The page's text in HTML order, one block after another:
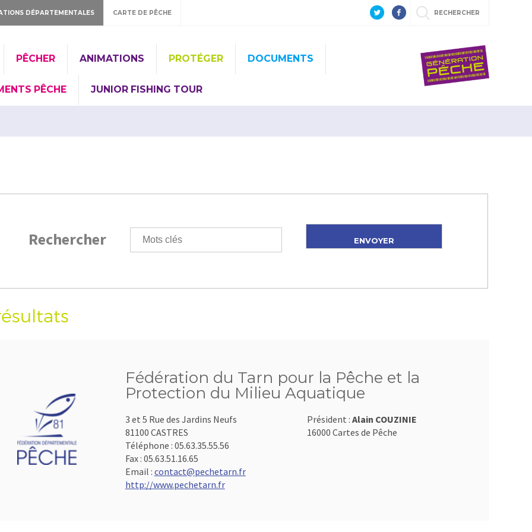
DÉPARTEMENTALES CARTE DE PÊCHE RECHERCHER
PÊCHER ANIMATIONS PROTÉGER DOCUMENTS
PÊCHE JUNIOR FISHING TOUR
Rechercher
Fédération du Tarn pour la Pêche et la
Protection du Milieu Aquatique
3 et 5 Rue des Jardins Neufs
81100 CASTRES
Téléphone : 05.63.35.55.56
Fax : 05.63.51.16.65
Email : contact@pechetarn.fr
http://www.pechetarn.fr
Président :Alain COUZINIE
16000 Cartes de Pêche